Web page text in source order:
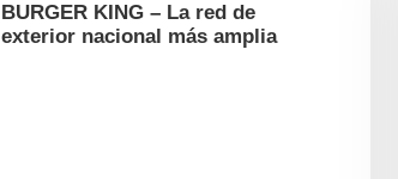
BURGER KING – La red de
exterior nacional más amplia